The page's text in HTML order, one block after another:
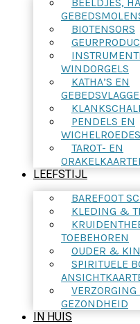
BIOTENSORS
WINDORGELS
KATHA’S EN
PENDELS EN
WICHELROEDES
TAROT- EN
LEEFSTIJL
BAREFOOT
KLEDING &
TOEBEHOREN
OUDER &
SPIRITUELE
GEZONDHEID
IN HUIS